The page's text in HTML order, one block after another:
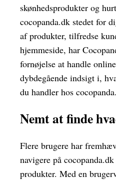
skønhedsprodukter og
cocopanda.dk stedet for
af produkter, tilfredse
hjemmeside, har
fornøjelse at handle
dybdegående indsigt i,
du handler hos
Nemt at finde
Flere brugere har
navigere på
produkter. Med en